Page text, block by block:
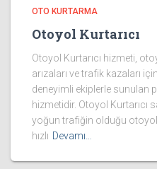
OTO KURTARMA
Otoyol Kurtarıcı
Otoyol Kurtarıcı hizmeti,
arızaları ve trafik kazaları
deneyimli ekiplerle sunulan
hizmetidir. Otoyol Kurtarıcı
yoğun trafiğin olduğu
hızlı Devamı…